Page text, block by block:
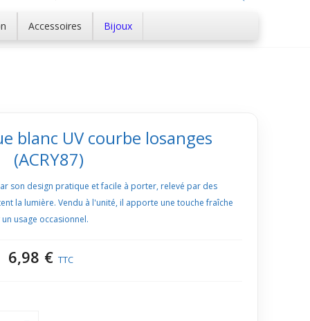
Accessoires Bijoux
blanc UV courbe losanges
(ACRY87)
son design pratique et facile à porter, relevé par des
la lumière. Vendu à l'unité, il apporte une touche fraîche
usage occasionnel.
6,98 € TTC